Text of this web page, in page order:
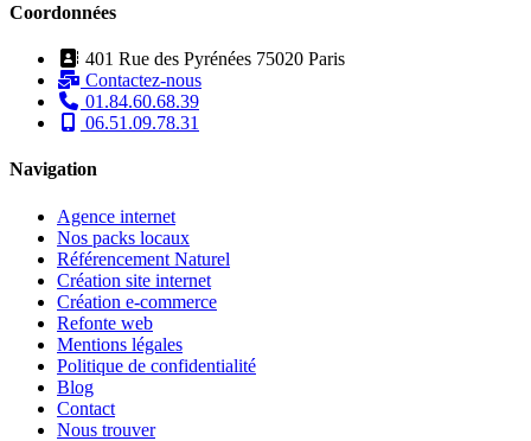
Coordonnées
401 Rue des Pyrénées 75020 Paris
Contactez-nous
01.84.60.68.39
06.51.09.78.31
Navigation
Agence internet
Nos packs locaux
Référencement Naturel
Création site internet
Création e-commerce
Refonte web
Mentions légales
Politique de confidentialité
Blog
Contact
Nous trouver